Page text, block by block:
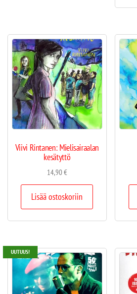
Viivi Rintanen: Mielisairaalan
kesätyttö
14,90€
Lisää ostoskoriin
UUTUUS!